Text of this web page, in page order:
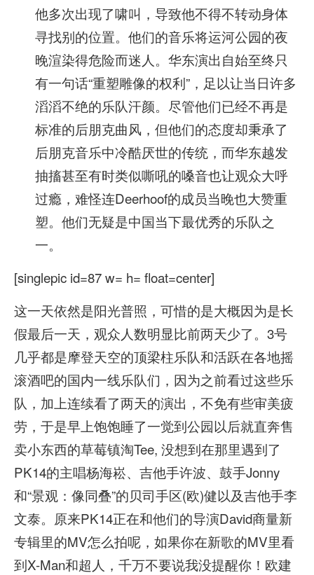
他多次出现了啸叫，导致他不得不转动身体
寻找别的位置。他们的音乐将运河公园的夜
晚渲染得危险而迷人。华东演出自始至终只
有一句话“重塑雕像的权利”，足以让当日许多
滔滔不绝的乐队汗颜。尽管他们已经不再是
标准的后朋克曲风，但他们的态度却秉承了
后朋克音乐中冷酷厌世的传统，而华东越发
抽搐甚至有时类似嘶吼的嗓音也让观众大呼
过瘾，难怪连Deerhoof的成员当晚也大赞重
塑。他们无疑是中国当下最优秀的乐队之
一。
[singlepic id=87 w= h= float=center]
这一天依然是阳光普照，可惜的是大概因为是长
假最后一天，观众人数明显比前两天少了。3号
几乎都是摩登天空的顶梁柱乐队和活跃在各地摇
滚酒吧的国内一线乐队们，因为之前看过这些乐
队，加上连续看了两天的演出，不免有些审美疲
劳，于是早上饱饱睡了一觉到公园以后就直奔售
卖小东西的草莓镇淘Tee, 没想到在那里遇到了
PK14的主唱杨海崧、吉他手许波、鼓手Jonny
和“景观：像同叠”的贝司手区(欧)健以及吉他手李
文泰。原来PK14正在和他们的导演David商量新
专辑里的MV怎么拍呢，如果你在新歌的MV里看
到X-Man和超人，千万不要说我没提醒你！欧建